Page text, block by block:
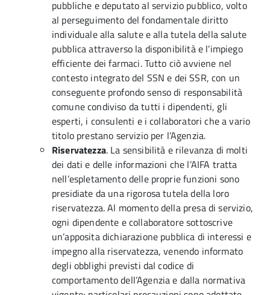
pubbliche e deputato al servizio pubblico, volto
al perseguimento del fondamentale diritto
individuale alla salute e alla tutela della salute
pubblica attraverso la disponibilità e l’impiego
efficiente dei farmaci. Tutto ciò avviene nel
contesto integrato del SSN e dei SSR, con un
conseguente profondo senso di responsabilità
comune condiviso da tutti i dipendenti, gli
esperti, i consulenti e i collaboratori che a vario
titolo prestano servizio per l’Agenzia.
Riservatezza. La sensibilità e rilevanza di molti
dei dati e delle informazioni che l’AIFA tratta
nell’espletamento delle proprie funzioni sono
presidiate da una rigorosa tutela della loro
riservatezza. Al momento della presa di servizio,
ogni dipendente e collaboratore sottoscrive
un’apposita dichiarazione pubblica di interessi e
impegno alla riservatezza, venendo informato
degli obblighi previsti dal codice di
comportamento dell’Agenzia e dalla normativa